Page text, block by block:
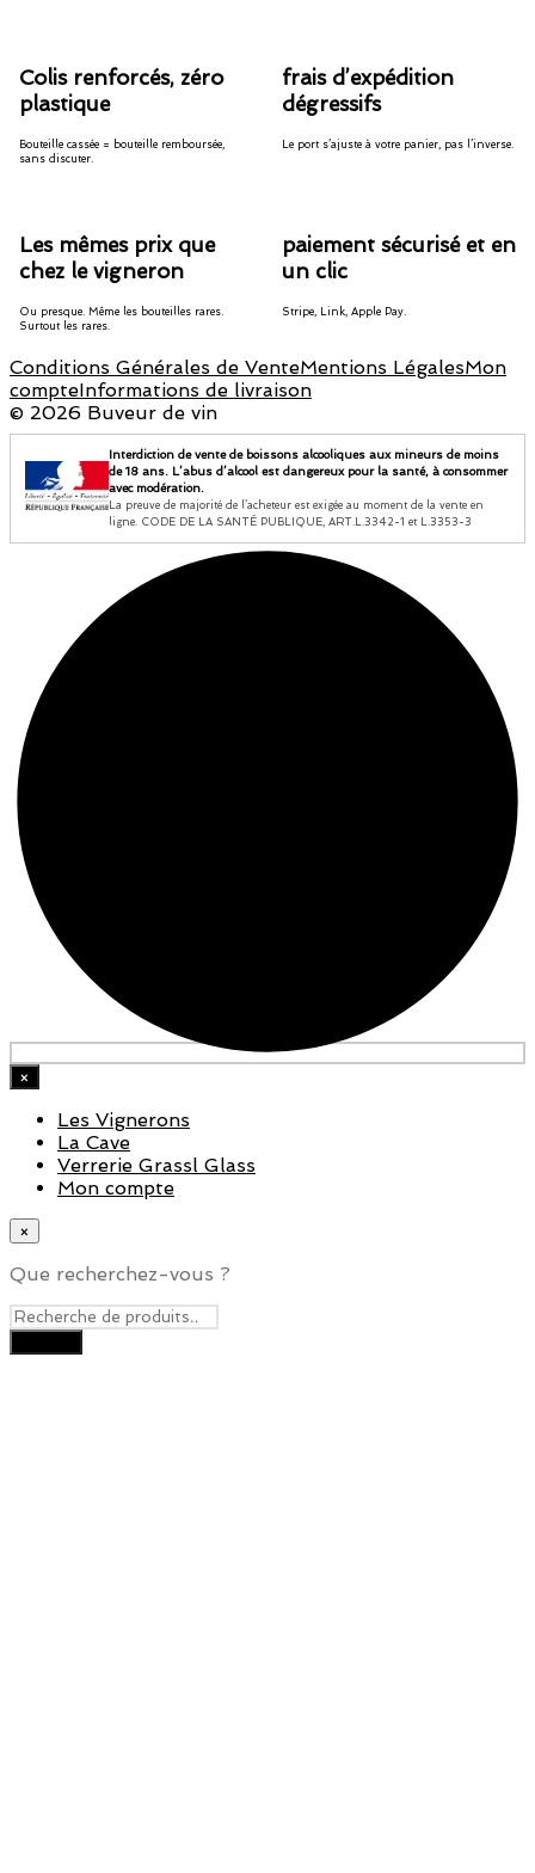
Colis renforcés, zéro
plastique
Bouteille cassée = bouteille remboursée,
sans discuter.
frais d’expédition
dégressifs
Le port s’ajuste à votre panier, pas l’inverse.
Les mêmes prix que
chez le vigneron
Ou presque. Même les bouteilles rares.
Surtout les rares.
paiement sécurisé et en
un clic
Stripe, Link, Apple Pay.
Conditions Générales de VenteMentions LégalesMon
compteInformations de livraison
© 2026 Buveur de vin
Interdiction de vente de boissons alcooliques aux mineurs de moins
de 18 ans. L’abus d’alcool est dangereux pour la santé, à consommer
avec modération.
La preuve de majorité de l’acheteur est exigée au moment de la vente en
ligne. CODE DE LA SANTÉ PUBLIQUE, ART.L.3342-1 et L.3353-3
×
Les Vignerons
La Cave
Verrerie Grassl Glass
Mon compte
×
Que recherchez-vous ?